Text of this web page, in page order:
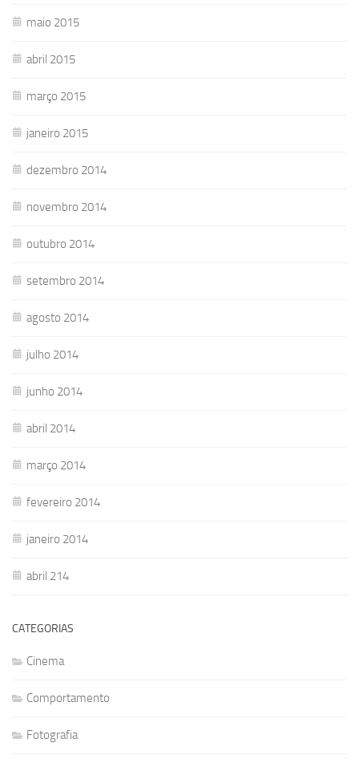
maio 2015
abril 2015
março 2015
janeiro 2015
dezembro 2014
novembro 2014
outubro 2014
setembro 2014
agosto 2014
julho 2014
junho 2014
abril 2014
março 2014
fevereiro 2014
janeiro 2014
abril 214
CATEGORIAS
Cinema
Comportamento
Fotografia